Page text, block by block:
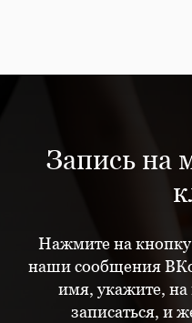
Запись на
Нажмите на
наши сообщения
имя, укажите, на
записаться, и